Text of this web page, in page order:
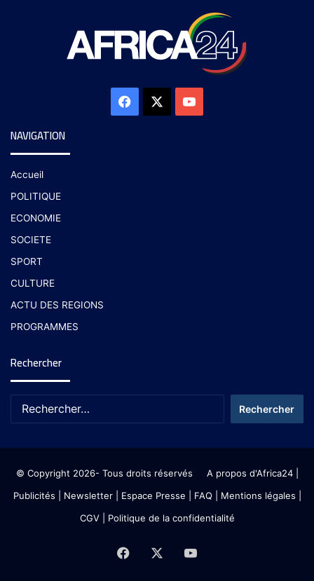
NAVIGATION
Accueil
POLITIQUE
ECONOMIE
SOCIETE
SPORT
CULTURE
ACTU DES REGIONS
PROGRAMMES
Rechercher
© Copyright 2026- Tous droits réservés A propos d'Africa24|
Publicités
Newsletter| Espace Presse | FAQ | Mentions légales
CGV| Politique de la confidentialité